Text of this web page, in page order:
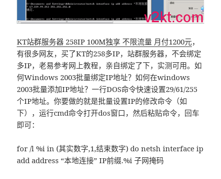
KT站群服务器 258IP 100M独享 不限流量 月付1200元，
有很多网友，买了KT的258多IP，站群服务器，不会绑定
多IP，老易参考网上教程，亲自绑定了下，实测可用。如
何Windows 2003批量绑定IP地址？如何在windows
2003批量添加IP地址？一行DOS命令快速设置29/61/255
个IP地址。你要做的就是批量设置IP的修改命令（如
下），运行cmd命令打开dos窗口，然后粘贴命令，回车
即可：
for /l %i in (其实数字,1,结束数字) do netsh interface ip
add address “本地连接” IP前缀.%i 子网掩码